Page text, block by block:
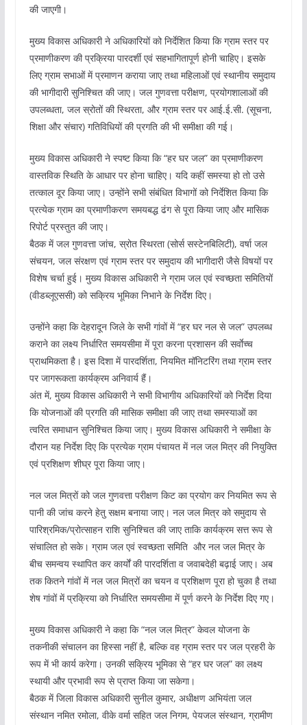
की जाएगी।
मुख्य विकास अधिकारी ने अधिकारियों को निर्देशित किया कि ग्राम स्तर पर
प्रमाणीकरण की प्रक्रिया पारदर्शी एवं सहभागितापूर्ण होनी चाहिए। इसके
लिए ग्राम सभाओं में प्रमाणन कराया जाए तथा महिलाओं एवं स्थानीय समुदाय
की भागीदारी सुनिश्चित की जाए। जल गुणवत्ता परीक्षण, प्रयोगशालाओं की
उपलब्धता, जल स्रोतों की स्थिरता, और ग्राम स्तर पर आई.ई.सी. (सूचना,
शिक्षा और संचार) गतिविधियों की प्रगति की भी समीक्षा की गई।
मुख्य विकास अधिकारी ने स्पष्ट किया कि “हर घर जल” का प्रमाणीकरण
वास्तविक स्थिति के आधार पर होना चाहिए। यदि कहीं समस्या हो तो उसे
तत्काल दूर किया जाए। उन्होंने सभी संबंधित विभागों को निर्देशित किया कि
प्रत्येक ग्राम का प्रमाणीकरण समयबद्ध ढंग से पूरा किया जाए और मासिक
रिपोर्ट प्रस्तुत की जाए।
बैठक में जल गुणवत्ता जांच, स्रोत स्थिरता (सोर्स सस्टेनबिलिटी), वर्षा जल
संचयन, जल संरक्षण एवं ग्राम स्तर पर समुदाय की भागीदारी जैसे विषयों पर
विशेष चर्चा हुई। मुख्य विकास अधिकारी ने ग्राम जल एवं स्वच्छता समितियों
(वीडब्लूएससी) को सक्रिय भूमिका निभाने के निर्देश दिए।
उन्होंने कहा कि देहरादून जिले के सभी गांवों में “हर घर नल से जल” उपलब्ध
कराने का लक्ष्य निर्धारित समयसीमा में पूरा करना प्रशासन की सर्वाेच्च
प्राथमिकता है। इस दिशा में पारदर्शिता, नियमित मॉनिटरिंग तथा ग्राम स्तर
पर जागरूकता कार्यक्रम अनिवार्य हैं।
अंत में, मुख्य विकास अधिकारी ने सभी विभागीय अधिकारियों को निर्देश दिया
कि योजनाओं की प्रगति की मासिक समीक्षा की जाए तथा समस्याओं का
त्वरित समाधान सुनिश्चित किया जाए। मुख्य विकास अधिकारी ने समीक्षा के
दौरान यह निर्देश दिए कि प्रत्येक ग्राम पंचायत में नल जल मित्र की नियुक्ति
एवं प्रशिक्षण शीघ्र पूरा किया जाए।
नल जल मित्रों को जल गुणवत्ता परीक्षण किट का प्रयोग कर नियमित रूप से
पानी की जांच करने हेतु सक्षम बनाया जाए। नल जल मित्र को समुदाय से
पारिश्रमिक/प्रोत्साहन राशि सुनिश्चित की जाए ताकि कार्यक्रम सत्त रूप से
संचालित हो सके। ग्राम जल एवं स्वच्छता समिति और नल जल मित्र के
बीच समन्वय स्थापित कर कार्यों की पारदर्शिता व जवाबदेही बढ़ाई जाए। अब
तक कितने गांवों में नल जल मित्रों का चयन व प्रशिक्षण पूरा हो चुका है तथा
शेष गांवों में प्रक्रिया को निर्धारित समयसीमा में पूर्ण करने के निर्देश दिए गए।
मुख्य विकास अधिकारी ने कहा कि “नल जल मित्र” केवल योजना के
तकनीकी संचालन का हिस्सा नहीं है, बल्कि वह ग्राम स्तर पर जल प्रहरी के
रूप में भी कार्य करेगा। उनकी सक्रिय भूमिका से “हर घर जल” का लक्ष्य
स्थायी और प्रभावी रूप से प्राप्त किया जा सकेगा।
बैठक में जिला विकास अधिकारी सुनील कुमार, अधीक्षण अभियंता जल
संस्थान नमित रमोला, वीके वर्मा सहित जल निगम, पेयजल संस्थान, ग्रामीण